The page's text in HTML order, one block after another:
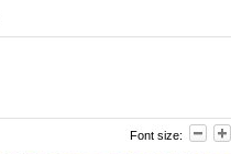
Font size: